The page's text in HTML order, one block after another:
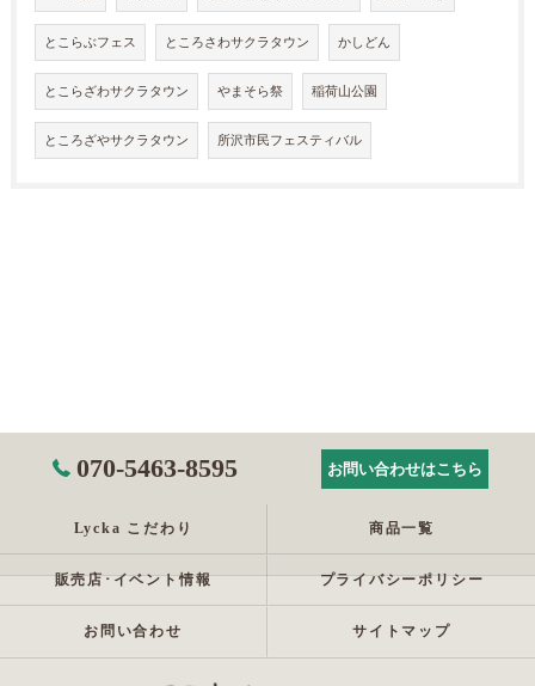
とこらぶフェス ところさわサクラタウン かしどん
とこらざわサクラタウン やまそら祭 稲荷山公園
ところざやサクラタウン 所沢市民フェスティバル
070-5463-8595 お問い合わせはこちら
Lycka こだわり 商品一覧
販売店･イベント情報 プライバシーポリシー
お問い合わせ サイトマップ